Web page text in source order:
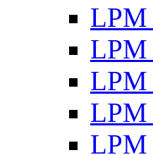
LPM
LPM
LPM
LPM
LPM